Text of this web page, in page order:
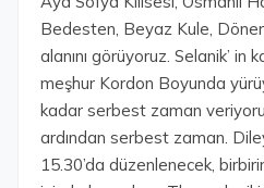
Bedesten, Beyaz Kule, Döner
alanını görüyoruz. Selanik’ in
meşhur Kordon Boyunda
kadar serbest zaman
ardından serbest zaman.
15.30’da düzenlenecek,